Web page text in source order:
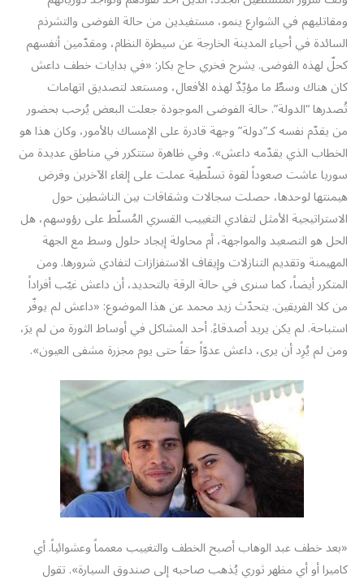
ومقاتليهم في الشوارع ينمو، مستفيدين من حالة الفوضى والتشرذم
السائدة في أحياء المدينة الخارجة عن سيطرة النظام، ومقدّمين أنفسهم
كحلّ لهذه الفوضى. يشرح فخري حاج بكار: «في بدايات خطف داعش
كان هناك وسطٌ ما مؤيّدٌ لهذه الأفعال، ومستعد لتصديق اتهامات
تُصدرها “الدولة”. حالة الفوضى الموجودة جعلت البعض يُرحب بحضور
من يقدّم نفسه كـ”دولة” وجهة قادرة على الإمساك بالأمور، وكان هذا هو
الخطاب الذي يقدّمه داعش». وفي ظاهرة ستتكرر في مناطق عديدة من
سوريا عاشت صعوداً لقوة تسلّطية عملت على إلغاء الآخرين وفرض
هيمنتها لوحدها، حصلت سجالات وشقاقات بين الناشطين حول
الاستراتيجية الأمثل لتفادي التغييب القسري المُسلّط على رؤوسهم، هل
الحل هو التصعيد والمواجهة، أم محاولة إيجاد حلول وسط مع الجهة
المهيمنة وتقديم التنازلات وإيقاف الاستفزازات لتفادي شرورها. ومن
المتكرر أيضاً، كما سنرى في حالة الرقة بالتحديد، أن داعش غيّب أفراداً
من كلا الفريقين. يتحدّث زيد محمد عن هذا الموضوع: «داعش لم يوفّر
استباحة. لم يكن يريد أصدقاءً. أحد المشاكل في أوساط الثورة من لم يرَ،
ومن لم يُرِد أن يرى، داعش عدوّاً حقاً حتى يوم مجزرة مشفى العيون».
«بعد خطف عبد الوهاب أصبح الخطف والتغييب معمماً وعشوائياً. أي
كاميرا أو أي مظهر ثوري يُذهب صاحبه إلى صندوق السيارة». تقول